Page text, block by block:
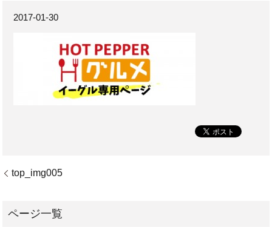
2017-01-30
top_img005